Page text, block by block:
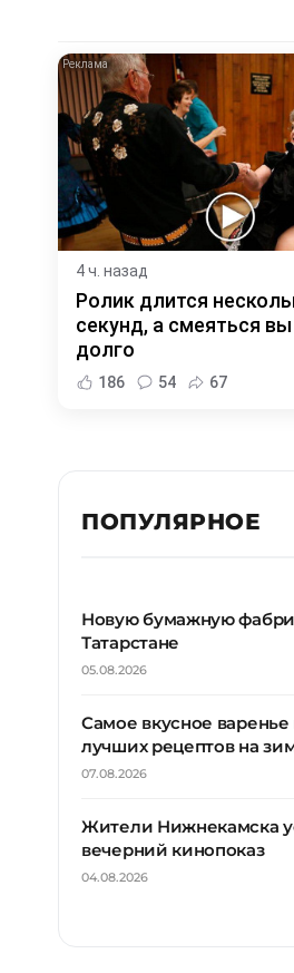
4 ч. назад
Ролик длится
секунд, а смеяться
долго
186 54 67
ПОПУЛЯРНОЕ
Новую бумажную
Татарстане
05.08.2026
Самое вкусное
лучших рецептов на
07.08.2026
Жители Нижнекамска
вечерний кинопоказ
04.08.2026